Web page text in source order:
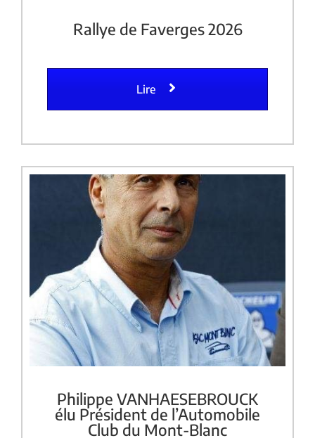
Rallye de Faverges 2026
Lire
Philippe VANHAESEBROUCK
élu Président de l’Automobile
Club du Mont-Blanc